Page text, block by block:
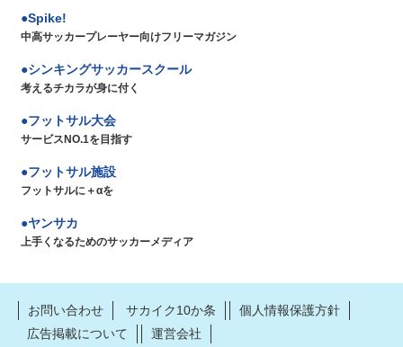
Spike!
中高サッカープレーヤー向けフリーマガジン
シンキングサッカースクール
考えるチカラが身に付く
フットサル大会
サービスNO.1を目指す
フットサル施設
フットサルに＋αを
ヤンサカ
上手くなるためのサッカーメディア
お問い合わせ サカイク10か条
個人情報保護方針
広告掲載について
運営会社